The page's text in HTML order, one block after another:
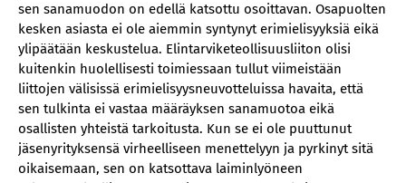
sen sanamuodon on edellä katsottu osoittavan. Osapuolten
kesken asiasta ei ole aiemmin syntynyt erimielisyyksiä eikä
ylipäätään keskustelua. Elintarviketeollisuusliiton olisi
kuitenkin huolellisesti toimiessaan tullut viimeistään
liittojen välisissä erimielisyysneuvotteluissa havaita, että
sen tulkinta ei vastaa määräyksen sanamuotoa eikä
osallisten yhteistä tarkoitusta. Kun se ei ole puuttunut
jäsenyrityksensä virheelliseen menettelyyn ja pyrkinyt sitä
oikaisemaan, sen on katsottava laiminlyöneen